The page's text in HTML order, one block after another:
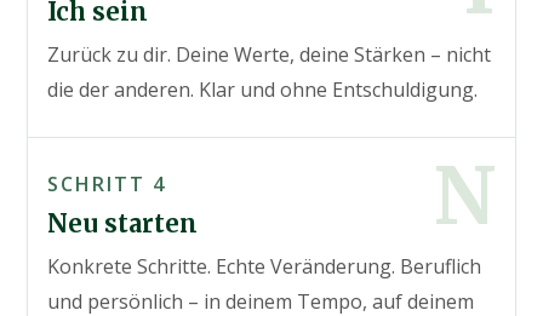
Ich sein
Zurück zu dir. Deine Werte, deine Stärken – nicht
die der anderen. Klar und ohne Entschuldigung.
N
SCHRITT 4
Neu starten
Konkrete Schritte. Echte Veränderung. Beruflich
und persönlich – in deinem Tempo, auf deinem